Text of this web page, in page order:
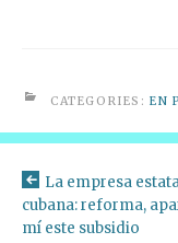
CATEGORIES:EN
La empresa
cubana: reforma,
mí este subsidio